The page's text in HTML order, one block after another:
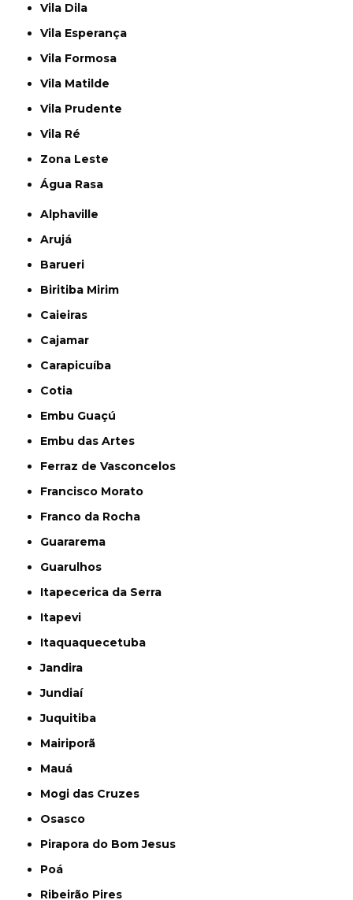
Vila Dila
Vila Esperança
Vila Formosa
Vila Matilde
Vila Prudente
Vila Ré
Zona Leste
Água Rasa
Alphaville
Arujá
Barueri
Biritiba Mirim
Caieiras
Cajamar
Carapicuíba
Cotia
Embu Guaçú
Embu das Artes
Ferraz de Vasconcelos
Francisco Morato
Franco da Rocha
Guararema
Guarulhos
Itapecerica da Serra
Itapevi
Itaquaquecetuba
Jandira
Jundiaí
Juquitiba
Mairiporã
Mauá
Mogi das Cruzes
Osasco
Pirapora do Bom Jesus
Poá
Ribeirão Pires